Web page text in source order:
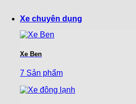
Xe chuyên dụng
Xe Ben
7 Sản phẩm